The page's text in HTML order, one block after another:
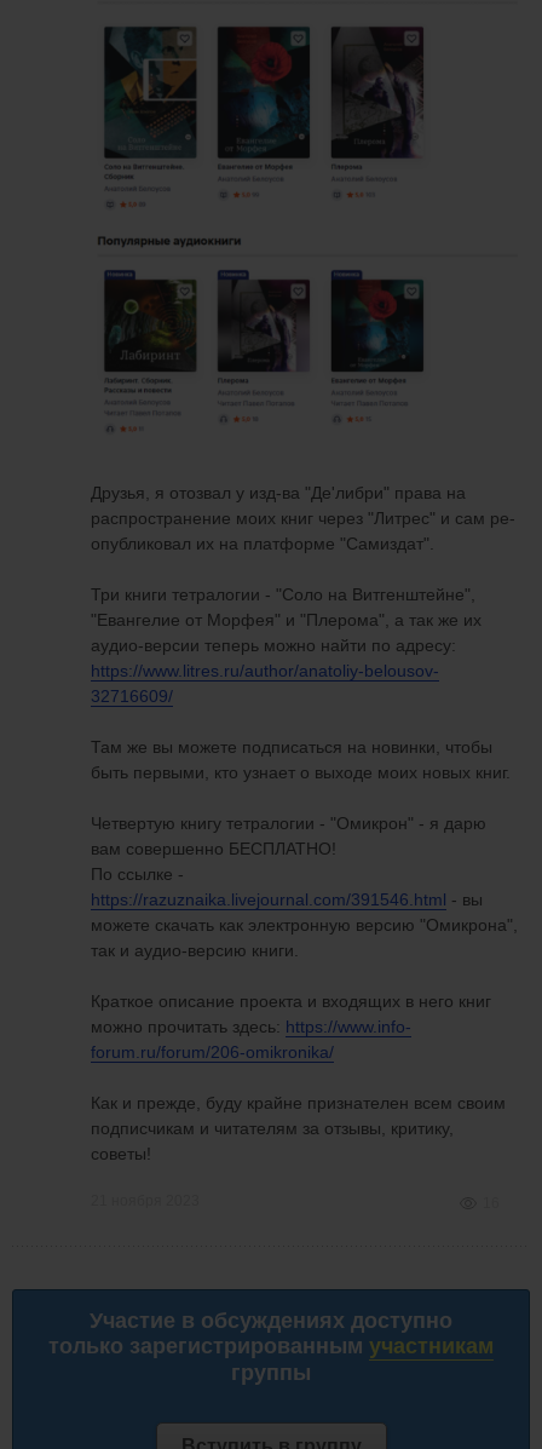
Друзья, я отозвал у изд-ва "Де'либри" права на
распространение моих книг через "Литрес" и сам ре-
опубликовал их на платформе "Самиздат".
Три книги тетралогии - "Соло на Витгенштейне",
"Евангелие от Морфея" и "Плерома", а так же их
аудио-версии теперь можно найти по адресу:
https://www.litres.ru/author/anatoliy-belousov-
32716609/
Там же вы можете подписаться на новинки, чтобы
быть первыми, кто узнает о выходе моих новых книг.
Четвертую книгу тетралогии - "Омикрон" - я дарю
вам совершенно БЕСПЛАТНО!
По ссылке -
https://razuznaika.livejournal.com/391546.html - вы
можете скачать как электронную версию "Омикрона",
так и аудио-версию книги.
Краткое описание проекта и входящих в него книг
можно прочитать здесь: https://www.info-
forum.ru/forum/206-omikronika/
Как и прежде, буду крайне признателен всем своим
подписчикам и читателям за отзывы, критику,
советы!
Участие в обсуждениях доступно
только зарегистрированным участникам
группы